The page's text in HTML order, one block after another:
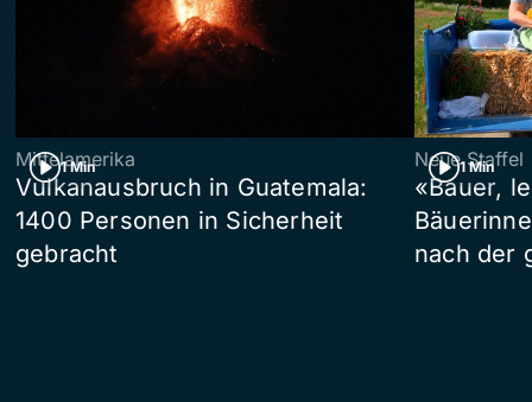
1 Min
Mittelamerika
Vulkanausbruch in Guatemala:
1400 Personen in Sicherheit
gebracht
1 Min
Neue Staffel
«Bauer,
nach der